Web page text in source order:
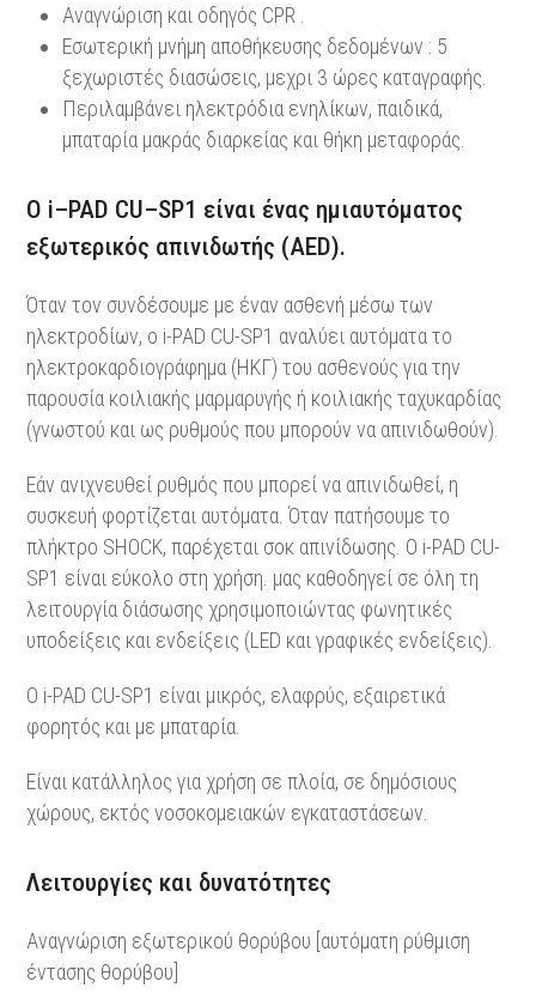
Αναγνώριση και οδηγός CPR .
Εσωτερική μνήμη αποθήκευσης δεδομένων : 5
ξεχωριστές διασώσεις, μεχρι 3 ώρες καταγραφής.
Περιλαμβάνει ηλεκτρόδια ενηλίκων, παιδικά,
μπαταρία μακράς διαρκείας και θήκη μεταφοράς.
Ο i–PAD CU–SP1 είναι ένας ημιαυτόματος
εξωτερικός απινιδωτής (AED).
Όταν τον συνδέσουμε με έναν ασθενή μέσω των
ηλεκτροδίων, ο i-PAD CU-SP1 αναλύει αυτόματα το
ηλεκτροκαρδιογράφημα (ΗΚΓ) του ασθενούς για την
παρουσία κοιλιακής μαρμαρυγής ή κοιλιακής ταχυκαρδίας
(γνωστού και ως ρυθμούς που μπορούν να απινιδωθούν).
Εάν ανιχνευθεί ρυθμός που μπορεί να απινιδωθεί, η
συσκευή φορτίζεται αυτόματα. Όταν πατήσουμε το
πλήκτρο SHOCK, παρέχεται σοκ απινίδωσης. Ο i-PAD CU-
SP1 είναι εύκολο στη χρήση. μας καθοδηγεί σε όλη τη
λειτουργία διάσωσης χρησιμοποιώντας φωνητικές
υποδείξεις και ενδείξεις (LED και γραφικές ενδείξεις).
Ο i-PAD CU-SP1 είναι μικρός, ελαφρύς, εξαιρετικά
φορητός και με μπαταρία.
Είναι κατάλληλος για χρήση σε πλοία, σε δημόσιoυς
χώρους, εκτός νοσοκομειακών εγκαταστάσεων.
Λειτουργίες και δυνατότητες
Αναγνώριση εξωτερικού θορύβου [αυτόματη ρύθμιση
έντασης θορύβου]